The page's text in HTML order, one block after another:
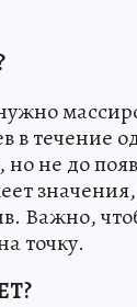
в течение
не до
значения,
Важно,
точку.